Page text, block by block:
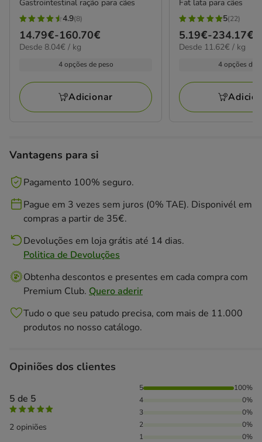
Gastrointestinal ração para cães
4.9
estrelas
com
avaliações
4.9(8)
Preço
de
160.70€
14.79€-160.70€
8.04€
Desde 8.04€ / kg
4 opções de peso
Adicionar
Fat lata para cães
5
estrelas
com
avaliações
5(22)
Preço
de
234.17€
5.19€-234.17€
11.62€
Desde 11.62€ / kg
4 opções de
Vantagens para si
Pagamento 100% seguro.
Pague em 3 vezes sem juros (0% TAE). Disponivél em
compras a partir de 35€.
Devoluções em loja grátis até 14 dias.
Politica de Devoluções
Obtenha descontos e presentes em cada compra com
Premium Club. Quero aderir
Tudo o que seu patudo precisa, com mais de 11.000
produtos no nosso catálogo.
Opiniões dos clientes
5 de 5
2 opiniões
100% das pessoas avaliaram com 5 estrelas,
5
100%
4
0%
3
0%
2
0%
1
0%